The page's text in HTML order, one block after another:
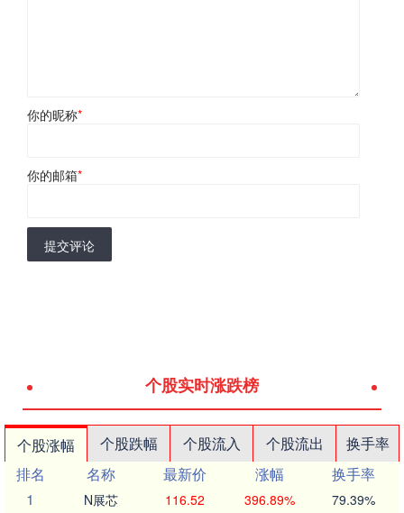
你的昵称*
你的邮箱*
提交评论
个股实时涨跌榜
个股涨幅 个股跌幅 个股流入 个股流出
换手率
排名
名称 最新价 涨幅
换手率
1
N展芯 116.52 396.89% 79.39%